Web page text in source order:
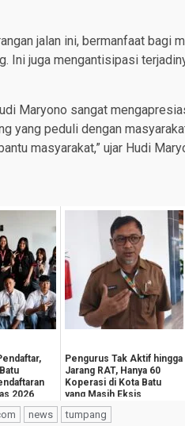
jalan ini, bermanfaat bagi
Ini juga mengantisipasi
Maryono sangat
yang peduli dengan
masyarakat,” ujar Hudi
2026
Pengurus Tak Aktif hingga
Jarang RAT, Hanya 60
Koperasi di Kota Batu
yang Masih Eksis
news tumpang